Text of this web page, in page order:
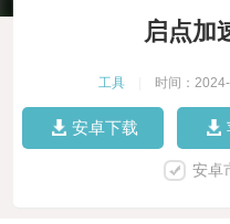
启点加
工具 时间：
安卓下载
安卓